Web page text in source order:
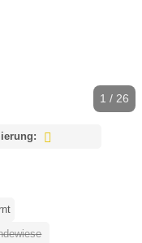
1 / 26